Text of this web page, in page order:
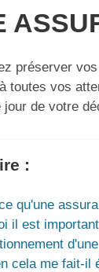
préserver
toutes vos
jour de votre
:
qu'une
il est
cela me fait-il